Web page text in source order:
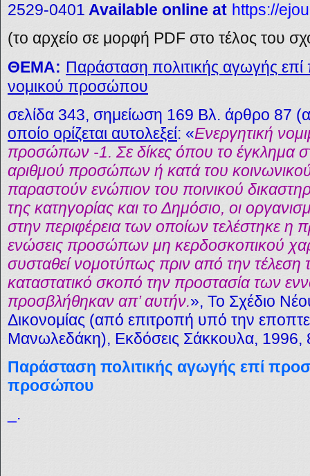
2529-0401 Available online at https://
(το αρχείο σε μορφή PDF στο τέλος του
ΘΕΜΑ: Παράσταση πολιτικής αγωγής
νομικού προσώπου
σελίδα 343, σημείωση 169 Βλ. άρθρο 87
οποίο ορίζεται αυτολεξεί: «Ενεργητική
προσώπων -1. Σε δίκες όπου το έγκλημα
αριθμού προσώπων ή κατά του
παραστούν ενώπιον του ποινικού
της κατηγορίας και το Δημόσιο, οι
στην περιφέρεια των οποίων τελέστηκε η
ενώσεις προσώπων μη κερδοσκοπικού
συσταθεί νομοτύπως πριν από την τέλεση
καταστατικό σκοπό την προστασία των
προσβλήθηκαν απ’ αυτήν.», Το Σχέδιο
Δικονομίας (από επιτροπή υπό την
Μανωλεδάκη), Εκδόσεις Σάκκουλα, 1996,
Παράσταση πολιτικής αγωγής επί
προσώπου
_.